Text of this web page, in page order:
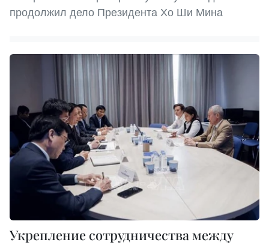
продолжил дело Президента Хо Ши Мина
Укрепление сотрудничества между